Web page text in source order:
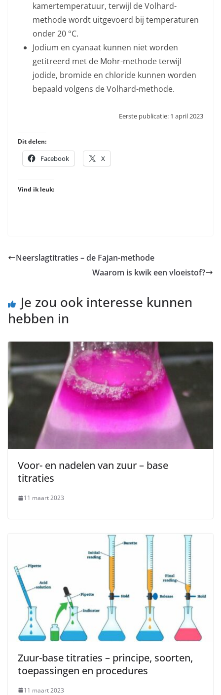
kamertemperatuur, terwijl de Volhard-
methode wordt uitgevoerd bij temperaturen
onder 20 °C.
Jodium en cyanaat kunnen niet worden
getitreerd met de Mohr-methode terwijl
jodide, bromide en chloride kunnen worden
bepaald volgens de Volhard-methode.
Eerste publicatie: 1 april 2023
Dit delen:
Facebook X
Vind ik leuk:
Neerslagtitraties – de Fajan-methode
Waarom is kwik een vloeistof?
Je zou ook interesse kunnen
hebben in
Voor- en nadelen van zuur – base
titraties
11 maart 2023
Zuur-base titraties – principe, soorten,
toepassingen en procedures
11 maart 2023